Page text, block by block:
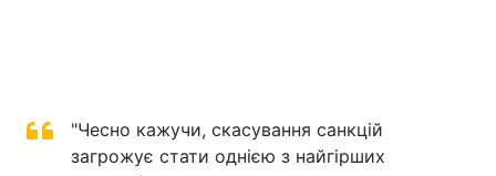
"Чесно кажучи, скасування санкцій
загрожує стати однією з найгірших